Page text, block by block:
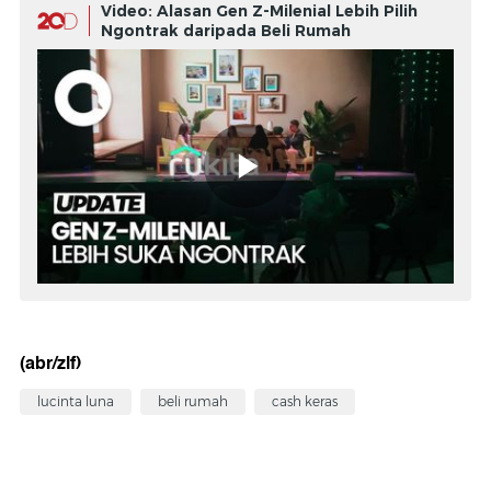
Video: Alasan Gen Z-Milenial Lebih Pilih
Ngontrak daripada Beli Rumah
(abr/zlf)
lucinta luna beli rumah cash keras